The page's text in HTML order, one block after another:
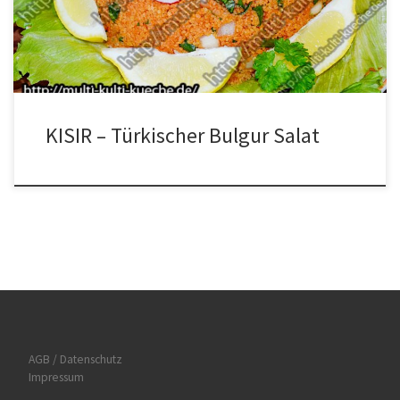
und den Passierten Tomaten vermischen. Die klein geschnittenen
Zwiebeln, die Lauchzwiebeln […]
KISIR – Türkischer Bulgur Salat
AGB / Datenschutz
Impressum